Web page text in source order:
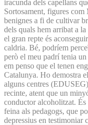
iracunda dels capellans
Sortosament, figures com
benignes a fi de cultivar
dels quals hem arribat a
el gran repte és
caldria. Bé, podríem
però el meu padrí tenia
em penso que el tenen
Catalunya. Ho demostra
alguns centres
recinte, atent que un
conductor alcoholitzat.
feina als pedagogs, que
depressius en testimoniar